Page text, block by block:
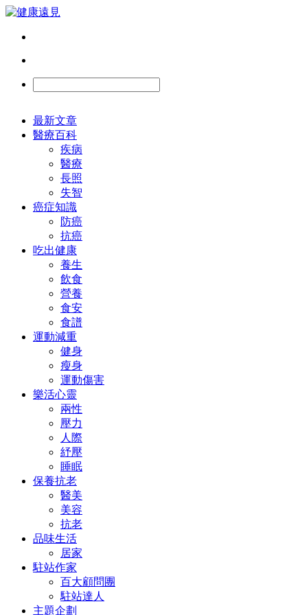
最新文章
醫療百科
疾病
醫療
長照
失智
癌症知識
防癌
抗癌
吃出健康
養生
飲食
營養
食安
食譜
運動減重
健身
瘦身
運動傷害
樂活心靈
兩性
壓力
人際
紓壓
睡眠
保養抗老
醫美
美容
抗老
品味生活
居家
駐站作家
百大顧問團
駐站達人
主題企劃